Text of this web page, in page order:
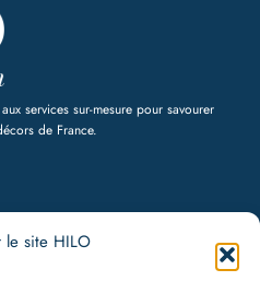
le site HILO
services sur-mesure pour savourer
de France.